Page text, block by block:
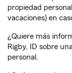
propiedad personal
vacaciones) en
¿Quiere más
Rigby, ID sobre
personal.